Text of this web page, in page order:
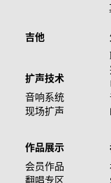
吉他
扩声技术
音响系统
现场扩声
作品展示
会员作品
翻唱专区